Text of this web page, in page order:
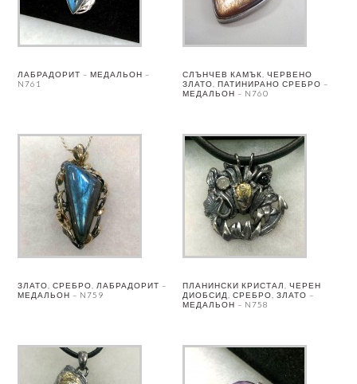
ЛАБРАДОРИТ – МЕДАЛЬОН –
N761
СЛЪНЧЕВ КАМЪК, ЧЕРВЕНО
ЗЛАТО, ПАТИНИРАНО СРЕБРО –
МЕДАЛЬОН – N760
ЗЛАТО, СРЕБРО, ЛАБРАДОРИТ –
МЕДАЛЬОН – N759
ПЛАНИНСКИ КРИСТАЛ, ЧЕРЕН
ДИОБСИД, СРЕБРО, ЗЛАТО –
МЕДАЛЬОН – N758